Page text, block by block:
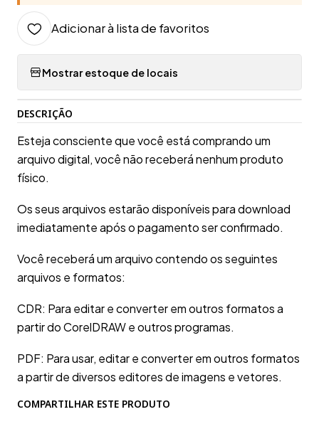
Adicionar à lista de favoritos
Mostrar estoque de locais
DESCRIÇÃO
Esteja consciente que você está comprando um
arquivo digital, você não receberá nenhum produto
físico.
Os seus arquivos estarão disponíveis para download
imediatamente após o pagamento ser confirmado.
Você receberá um arquivo contendo os seguintes
arquivos e formatos:
CDR: Para editar e converter em outros formatos a
partir do CorelDRAW e outros programas.
PDF: Para usar, editar e converter em outros formatos
a partir de diversos editores de imagens e vetores.
COMPARTILHAR ESTE PRODUTO